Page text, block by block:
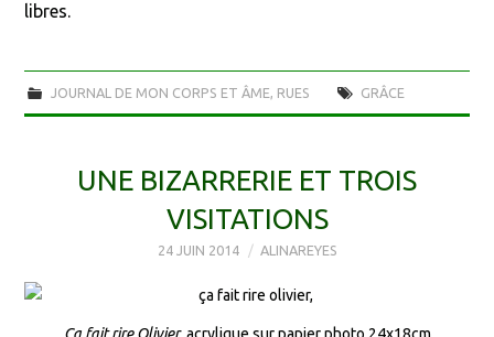
libres.
JOURNAL DE MON CORPS ET ÂME, RUES GRÂCE
UNE BIZARRERIE ET TROIS
VISITATIONS
24 JUIN 2014 ALINAREYES
Ça fait rire Olivier, acrylique sur papier photo 24x18cm